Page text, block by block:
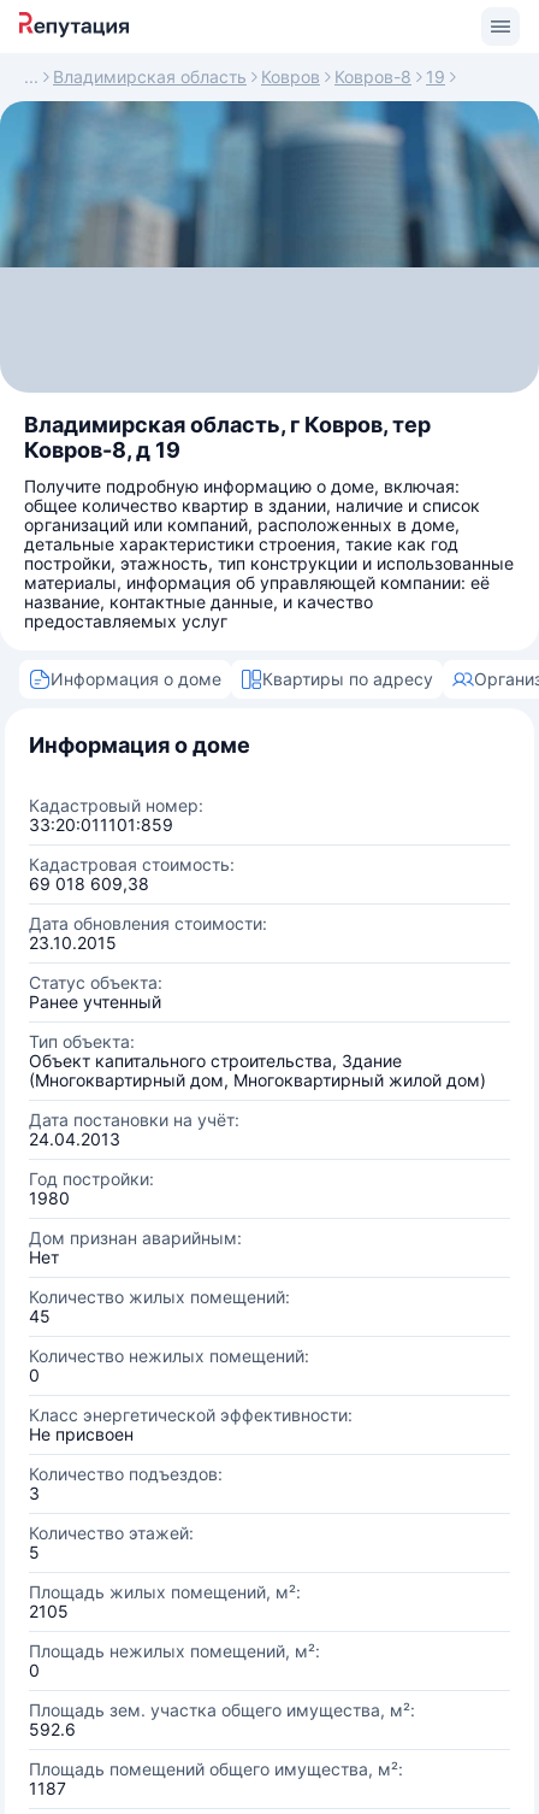
Владимирская область Ковров Ковров-8 19
Владимирская область, г Ковров, тер
Ковров-8, д 19
Получите подробную информацию о доме, включая:
общее количество квартир в здании, наличие и список
организаций или компаний, расположенных в доме,
детальные характеристики строения, такие как год
постройки, этажность, тип конструкции и использованные
материалы, информация об управляющей компании: её
название, контактные данные, и качество
предоставляемых услуг
Информация о доме Квартиры по адресу
Информация о доме
Кадастровый номер:
33:20:011101:859
Кадастровая стоимость:
69 018 609,38
Дата обновления стоимости:
23.10.2015
Статус объекта:
Ранее учтенный
Тип объекта:
Объект капитального строительства, Здание
(Многоквартирный дом, Многоквартирный жилой дом)
Дата постановки на учёт:
24.04.2013
Год постройки:
1980
Дом признан аварийным:
Нет
Количество жилых помещений:
45
Количество нежилых помещений:
0
Класс энергетической эффективности:
Не присвоен
Количество подъездов:
3
Количество этажей:
5
Площадь жилых помещений, м²:
2105
Площадь нежилых помещений, м²:
0
Площадь зем. участка общего имущества, м²:
592.6
Площадь помещений общего имущества, м²:
1187